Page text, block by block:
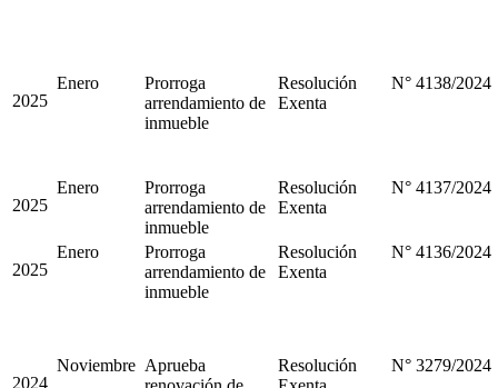
2025
Enero
Prorroga
arrendamiento de
inmueble
Resolución
Exenta
N° 4138/2024
2025
Enero
Prorroga
arrendamiento de
inmueble
Resolución
Exenta
N° 4137/2024
2025
Enero
Prorroga
arrendamiento de
inmueble
Resolución
Exenta
N° 4136/2024
2024
Noviembre Aprueba
Resolución
N° 3279/2024